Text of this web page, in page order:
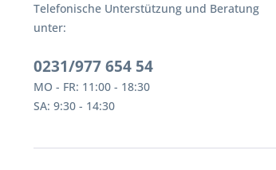
Telefonische Unterstützung und Beratung
unter:
0231/977 654 54
MO - FR: 11:00 - 18:30
SA: 9:30 - 14:30